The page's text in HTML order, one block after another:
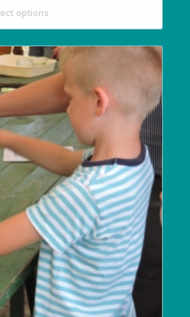
options